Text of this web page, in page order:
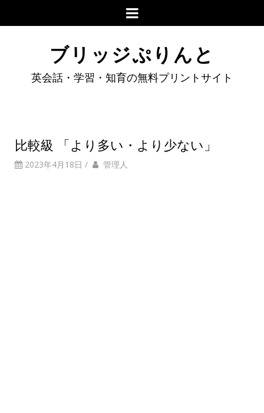
ブリッジぷりんと
英会話・学習・知育の無料プリントサイト
比較級 「より多い・より少ない」
2023年4月18日 / 管理人